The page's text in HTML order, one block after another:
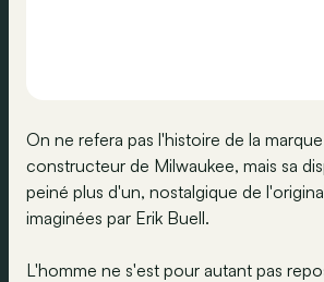
On ne refera pas l'histoire de la
constructeur de Milwaukee, mais sa
peiné plus d'un, nostalgique de
imaginées par Erik Buell.
L'homme ne s'est pour autant pas